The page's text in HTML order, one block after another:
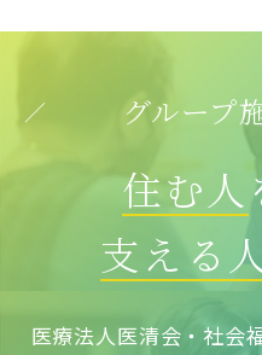
グループ
住む人
支える
医療法人医清会・社会